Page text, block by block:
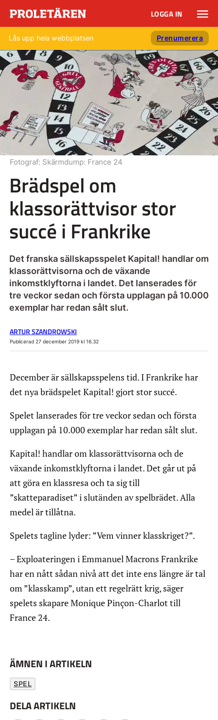
LOGGA IN
Lås upp hela webbplatsen Prenumerera
Brädspel om
klassorättvisor stor
succé i Frankrike
Det franska sällskapsspelet Kapital! handlar om
klassorättvisorna och de växande
inkomstklyftorna i landet. Det lanserades för
tre veckor sedan och första upplagan på 10.000
exemplar har redan sålt slut.
Fotograf: Skärmdump: France 24
ARTUR SZANDROWSKI
Publicerad 27 december 2019 kl 16.32
December är sällskapsspelens tid. I Frankrike har
det nya brädspelet Kapital! gjort stor succé.
Spelet lanserades för tre veckor sedan och första
upplagan på 10.000 exemplar har redan sålt slut.
Kapital! handlar om klassorättvisorna och de
växande inkomstklyftorna i landet. Det går ut på
att göra en klassresa och ta sig till
”skatteparadiset” i slutänden av spelbrädet. Alla
medel är tillåtna.
Spelets tagline lyder: ”Vem vinner klasskriget?”.
– Exploateringen i Emmanuel Macrons Frankrike
har en nått sådan nivå att det inte ens längre är tal
om ”klasskamp”, utan ett regelrätt krig, säger
spelets skapare Monique Pinçon-Charlot till
France 24.
ÄMNEN I ARTIKELN
SPEL
DELA ARTIKELN